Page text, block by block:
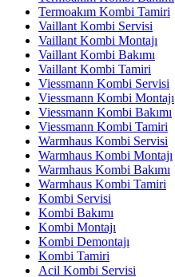
Termoakım Kombi Tamiri
Vaillant Kombi Servisi
Vaillant Kombi Montajı
Vaillant Kombi Bakımı
Vaillant Kombi Tamiri
Viessmann Kombi Servisi
Viessmann Kombi Montajı
Viessmann Kombi Bakımı
Viessmann Kombi Tamiri
Warmhaus Kombi Servisi
Warmhaus Kombi Montajı
Warmhaus Kombi Bakımı
Warmhaus Kombi Tamiri
Kombi Servisi
Kombi Bakımı
Kombi Montajı
Kombi Demontajı
Kombi Tamiri
Acil Kombi Servisi